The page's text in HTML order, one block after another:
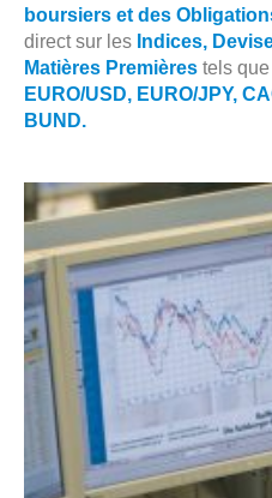
boursiers et des
direct sur les Indices,
Matières Premières tels que
EURO/USD, EURO/JPY,
BUND.